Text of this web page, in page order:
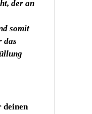
der an
somit
das
deinen